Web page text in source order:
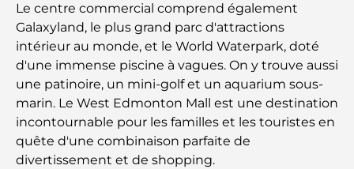
Crèches à Dubai Hills : Guide pour les parents
A Brief Guide to Buying Property in Dubai (2025-
26)
Les meilleurs cafés du centre-ville de Dubaï : le
Le centre commercial comprend également
Galaxyland, le plus grand parc d'attractions
intérieur au monde, et le World Waterpark, doté
d'une immense piscine à vagues. On y trouve aussi
une patinoire, un mini-golf et un aquarium sous-
marin. Le West Edmonton Mall est une destination
incontournable pour les familles et les touristes en
quête d'une combinaison parfaite de
divertissement et de shopping.